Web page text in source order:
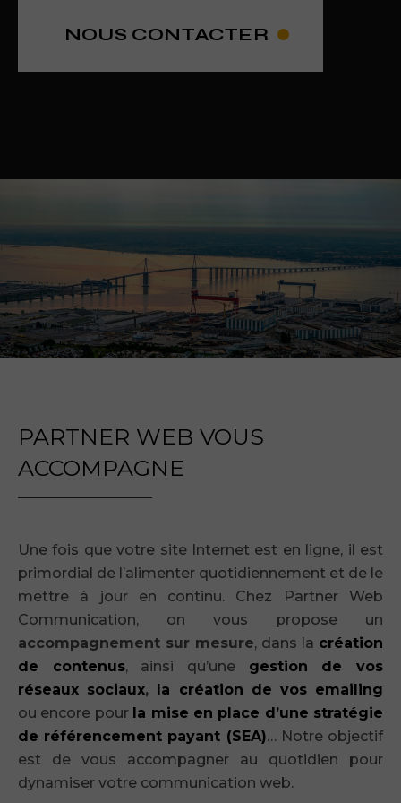
NOUS CONTACTER
PARTNER WEB VOUS
ACCOMPAGNE
Une fois que votre site Internet est en ligne, il est
primordial de l’alimenter quotidiennement et de le
mettre à jour en continu. Chez Partner Web
Communication, on vous propose un
accompagnement sur mesure, dans la création
de contenus, ainsi qu’une gestion de vos
réseaux sociaux, la création de vos emailing
ou encore pour la mise en place d’une stratégie
de référencement payant (SEA)… Notre objectif
est de vous accompagner au quotidien pour
dynamiser votre communication web.